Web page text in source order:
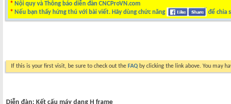
* Nội quy và Thông báo diễn đàn CNCProVN.com
* Nếu bạn thấy hứng thú với bài viết. Hãy dùng chức năng để chia
If this is your first visit, be sure to check out the FAQ by clicking the link above. You may
Diễn đàn: Kết cấu máy dạng H frame